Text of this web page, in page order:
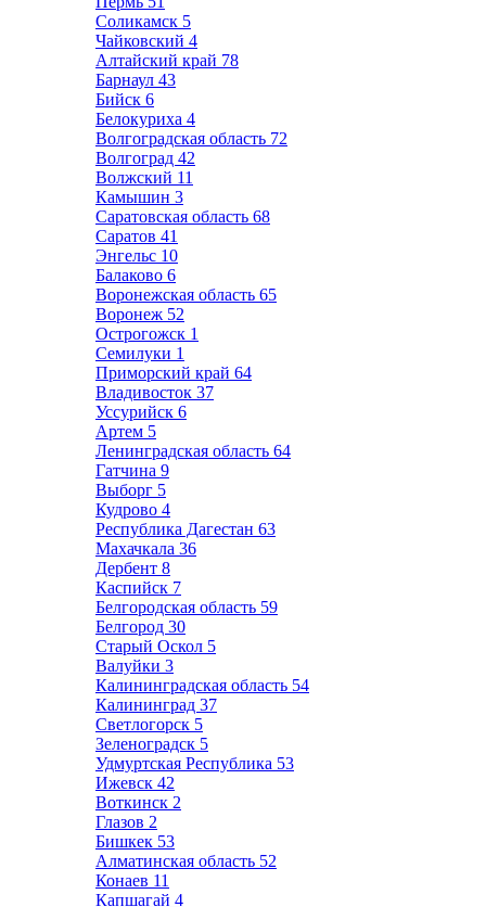
Соликамск 5
Чайковский 4
Алтайский край 78
Барнаул 43
Бийск 6
Белокуриха 4
Волгоградская область 72
Волгоград 42
Волжский 11
Камышин 3
Саратовская область 68
Саратов 41
Энгельс 10
Балаково 6
Воронежская область 65
Воронеж 52
Острогожск 1
Семилуки 1
Приморский край 64
Владивосток 37
Уссурийск 6
Артем 5
Ленинградская область 64
Гатчина 9
Выборг 5
Кудрово 4
Республика Дагестан 63
Махачкала 36
Дербент 8
Каспийск 7
Белгородская область 59
Белгород 30
Старый Оскол 5
Валуйки 3
Калининградская область 54
Калининград 37
Светлогорск 5
Зеленоградск 5
Удмуртская Республика 53
Ижевск 42
Воткинск 2
Глазов 2
Бишкек 53
Алматинская область 52
Конаев 11
Капшагай 4